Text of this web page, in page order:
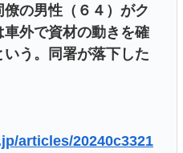
の男性（６４）がク
外で資材の動きを確
う。同署が落下した
articles/20240c3321